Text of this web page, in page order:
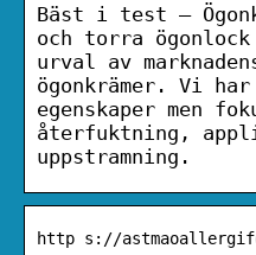
Bäst i test –
och torra
urval av
ögonkrämer. Vi
egenskaper men
återfuktning,
uppstramning.
http s://